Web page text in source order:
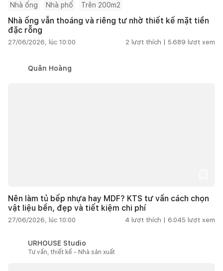
Nhà ống Nhà phố Trên 200m2
Nhà ống vẫn thoáng và riêng tư nhờ thiết kế mặt tiền
đặc rỗng
27/06/2026, lúc 10:00 2 lượt thích | 5.689 lượt xem
Quân Hoàng
Nên làm tủ bếp nhựa hay MDF? KTS tư vấn cách chọn
vật liệu bền, đẹp và tiết kiệm chi phí
27/06/2026, lúc 10:00 4 lượt thích | 6.045 lượt xem
URHOUSE Studio
Tư vấn, thiết kế - Nhà sản xuất